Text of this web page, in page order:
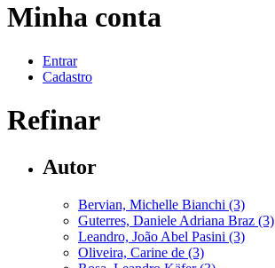
Minha conta
Entrar
Cadastro
Refinar
Autor
Bervian, Michelle Bianchi (3)
Guterres, Daniele Adriana Braz (3)
Leandro, João Abel Pasini (3)
Oliveira, Carine de (3)